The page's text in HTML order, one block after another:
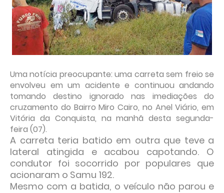
Uma notícia preocupante: uma carreta sem freio se
envolveu em um acidente e continuou andando
tomando destino ignorado nas imediações do
cruzamento do Bairro Miro Cairo, no Anel Viário, em
Vitória da Conquista, na manhã desta segunda-
feira (07).
A carreta teria batido em outra que teve a
lateral atingida e acabou capotando. O
condutor foi socorrido por populares que
acionaram o Samu 192.
Mesmo com a batida, o veículo não parou e